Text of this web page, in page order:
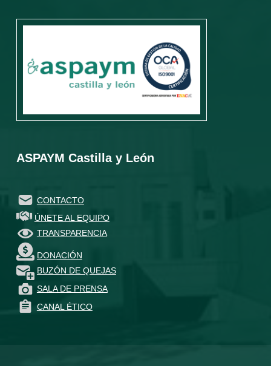
ASPAYM Castilla y León
CONTACTO
ÚNETE AL EQUIPO
TRANSPARENCIA
DONACIÓN
BUZÓN DE QUEJAS
SALA DE PRENSA
CANAL ÉTICO